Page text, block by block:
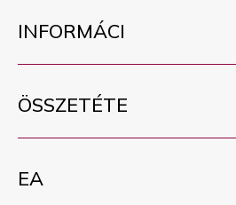
INFORMÁCI
ÖSSZETÉTE
EA